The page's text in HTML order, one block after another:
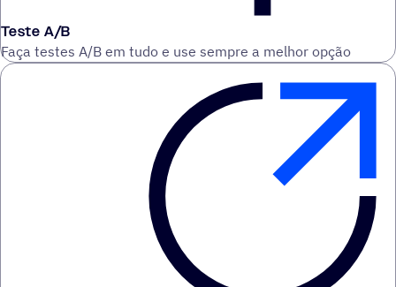
Teste A/B
Faça testes A/B em tudo e use sempre a melhor opção